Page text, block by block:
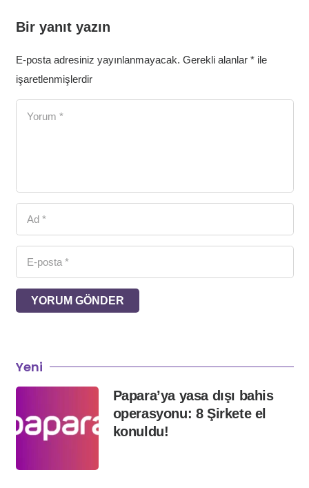
Bir yanıt yazın
E-posta adresiniz yayınlanmayacak. Gerekli alanlar *ile
işaretlenmişlerdir
YORUM GÖNDER
Yeni
Papara’ya yasa dışı bahis
operasyonu: 8 Şirkete el
konuldu!